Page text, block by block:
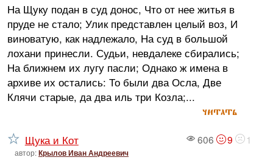
На Щуку подан в суд донос, Что от нее житья в
пруде не стало; Улик представлен целый воз, И
виноватую, как надлежало, На суд в большой
лохани принесли. Судьи, невдалеке сбирались;
На ближнем их лугу пасли; Однако ж имена в
архиве их остались: То были два Осла, Две
Клячи старые, да два иль три Козла;...
читать
606 9 1
Щука и Кот
автор:Крылов Иван Андреевич